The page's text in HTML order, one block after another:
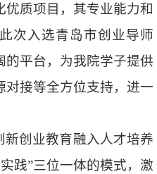
质项目，其专业能力和
次入选青岛市创业导师
的平台，为我院学子提供
接等全方位支持，进一
新创业教育融入人才培养
践”三位一体的模式，激